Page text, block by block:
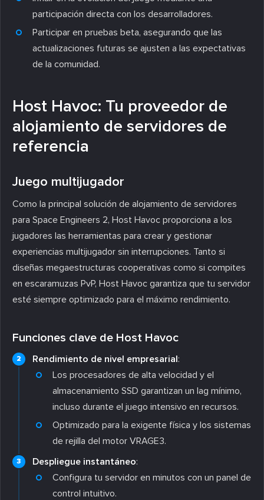
participación directa con los desarrolladores.
Participar en pruebas beta, asegurando que las
actualizaciones futuras se ajusten a las expectativas
de la comunidad.
Host Havoc: Tu proveedor de
alojamiento de servidores de
referencia
Juego multijugador
Como la principal solución de alojamiento de servidores
para Space Engineers 2, Host Havoc proporciona a los
jugadores las herramientas para crear y gestionar
experiencias multijugador sin interrupciones. Tanto si
diseñas megaestructuras cooperativas como si compites
en escaramuzas PvP, Host Havoc garantiza que tu servidor
esté siempre optimizado para el máximo rendimiento.
Funciones clave de Host Havoc
Rendimiento de nivel empresarial:
Los procesadores de alta velocidad y el
almacenamiento SSD garantizan un lag mínimo,
incluso durante el juego intensivo en recursos.
Optimizado para la exigente física y los sistemas
de rejilla del motor VRAGE3.
Despliegue instantáneo:
Configura tu servidor en minutos con un panel de
control intuitivo.